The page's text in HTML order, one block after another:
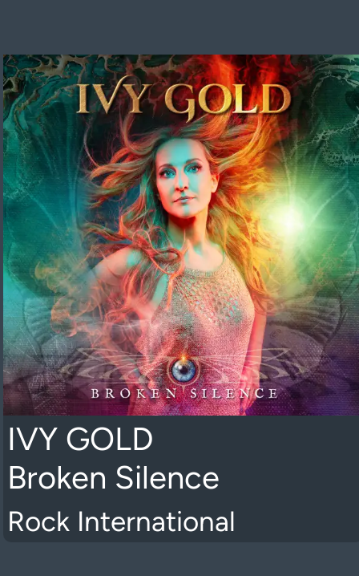
IVY GOLD
Broken Silence
Rock International